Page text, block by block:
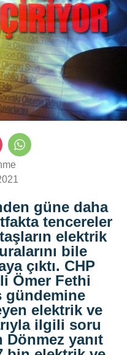
güne daha
tencereler
elektrik
bile
çıktı. CHP
Ömer Fethi
gündemine
elektrik ve
ilgili soru
yanıt